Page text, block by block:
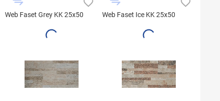
Web Faset Grey KK 25x50 Web Faset Ice KK 25x50